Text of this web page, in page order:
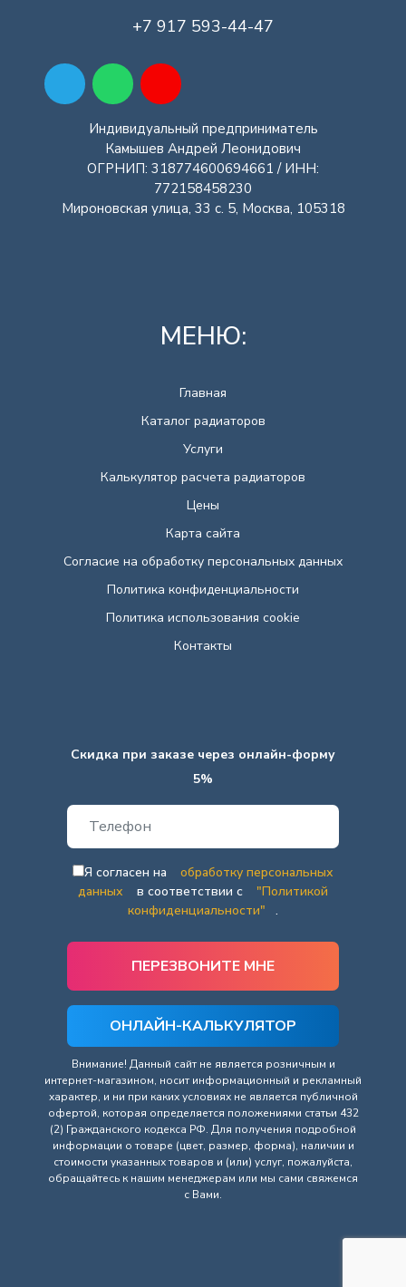
+7 917 593-44-47
Индивидуальный предприниматель
Камышев Андрей Леонидович
ОГРНИП: 318774600694661 / ИНН:
772158458230
Мироновская улица, 33 с. 5, Москва, 105318
МЕНЮ:
Главная
Каталог радиаторов
Услуги
Калькулятор расчета радиаторов
Цены
Карта сайта
Согласие на обработку персональных данных
Политика конфиденциальности
Политика использования cookie
Контакты
Скидка при заказе через онлайн-форму
5%
Я согласен на
обработку персональных
данных
в соответствии с
"Политикой
конфиденциальности"
.
ОНЛАЙН-КАЛЬКУЛЯТОР
Внимание! Данный сайт не является розничным и
интернет-магазином, носит информационный и рекламный
характер, и ни при каких условиях не является публичной
офертой, которая определяется положениями статьи 432
(2) Гражданского кодекса РФ. Для получения подробной
информации о товаре (цвет, размер, форма), наличии и
стоимости указанных товаров и (или) услуг, пожалуйста,
обращайтесь к нашим менеджерам или мы сами свяжемся
с Вами.